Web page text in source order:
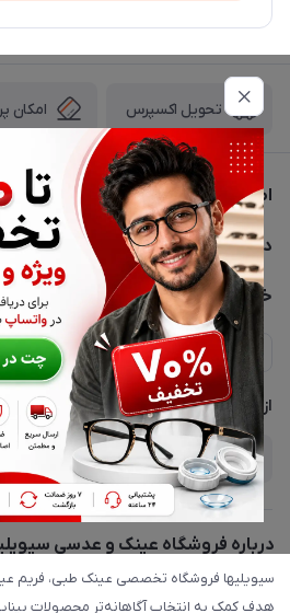
تحویل اکسپرس امکان
اطلاعات تماس
02177116909
info@civiliha.com
ارسال فوری در تهران + ارسال به
دسترسی سریع
حساب کاربری
مجله فروشگاه
لیست محصولات
درباره ما
خدمات مشتریان
حریم خصوصی
پشتیبانی واتساپ 09397003162
از جدید‌ترین تخفیف‌ها با‌ خبر شوید
درباره فروشگاه عینک و عدسی
سیویلیها فروشگاه تخصصی عینک طبی، فریم
هدف کمک به انتخاب آگاهانه‌تر محصولات